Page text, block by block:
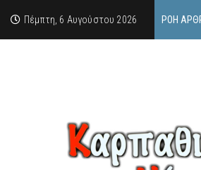
Πέμπτη, 6 Αυγούστου 2026 ΡΟΉ